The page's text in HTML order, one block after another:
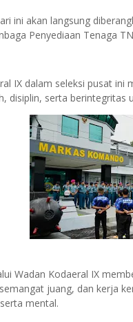
ini akan langsung
Penyediaan Tenaga
IX dalam seleksi pusat
disiplin, serta berintegritas
Wadan Kodaeral IX
juang, dan kerja
mental.